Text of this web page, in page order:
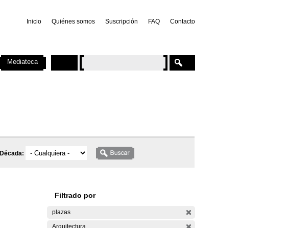
Inicio Quiénes somos Suscripción FAQ Contacto
Década:
Filtrado por
plazas
Arquitectura
Mediateca